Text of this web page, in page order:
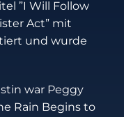
”I Will Follow
Act” mit
und wurde
war Peggy
Rain Begins to